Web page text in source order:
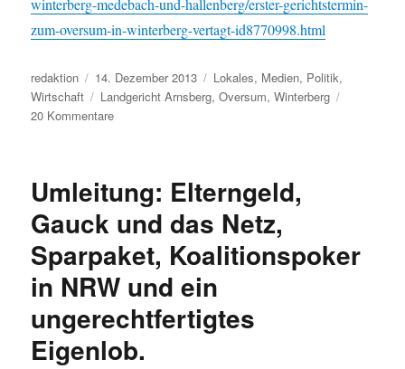
zum-oversum-in-winterberg-vertagt-id8770998.html
Autor
redaktion
Veröffentlicht
am
14. Dezember 2013 Kategorien
Lokales, Medien, Politik,
Wirtschaft
Schlagwörter
Landgericht Arnsberg,Oversum,Winterberg
20 Kommentarezu
vor
Landgericht
Arnsberg
zum
Winterberger
wurde
vertagt.
Umleitung: Elterngeld,
Gauck und das Netz,
Sparpaket, Koalitionspoker
in NRW und ein
ungerechtfertigtes
Eigenlob.